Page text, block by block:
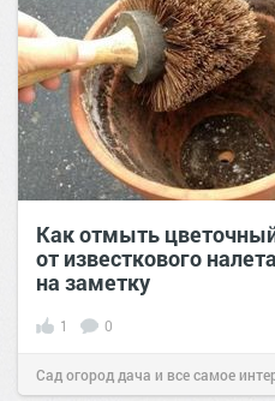
Как отмыть
от известкового
на заметку
1 0
Сад огород дача и все самое